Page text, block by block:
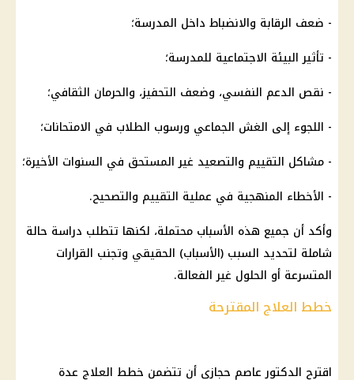
- ضعف الرقابة والانضباط داخل المدرسة؛
- تأثير البيئة الاجتماعية للمدرسة؛
- نقص الدعم النفسي، وضعف التحفيز، والحرمان الثقافي؛
- اللجوء إلى الغش الجماعي ورسوب الطلاب في الامتحانات؛
- مشاكل التقييم والتصعيد غير المستحق في السنوات الأخيرة؛
- الأخطاء المنهجية في عملية التقييم والتصحيح.
وأكد أن جميع هذه الأسباب محتملة، لكنها تتطلب دراسة حالة
شاملة لتحديد السبب (الأسباب) الحقيقي وتجنب القرارات
المتسرعة أو الحلول غير الفعالة.
خطط العلاج المقترحة
اقترح الدكتور عاصم حجازي أن تتضمن خطط العلاج عدة